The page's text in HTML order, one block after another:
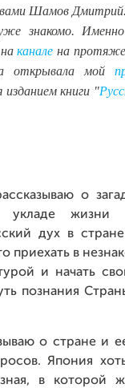
вами Шамов
знакомо.
наканале на
открывала мой
изданием книги "
о
жизни
дух в
приехать в
и начать
познания
о стране и
Япония
в которой